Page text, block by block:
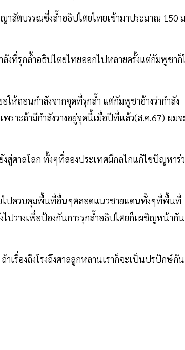
สัตบรรณซึ่งล้ำอธิปไตยไทยเข้ามาประมาณ 150
งที่รุกล้ำอธิปไตยไทยออกไปหลายครั้งแต่กัมพูชาก็
ห้ถอนกำลังจากจุดที่รุกล้ำ แต่กัมพูชาอ้างว่ากำลัง
ราะถ้ามีกำลังวางอยู่จุดนี้เมื่อปีที่แล้ว(ส.ค.67) ผมจ
สู่ศาลโลก ทั้งๆที่สองประเทศมีกลไกแก้ไขปัญหาร่
ยไปควบคุมพื้นที่อื่นๆตลอดแนวชายแดนทั้งๆที่พื้นที่
งไปวางเพื่อป้องกันการรุกล้ำอธิปไตยก็เผชิญหน้ากัน
าเรื่องถึงโรงถึงศาลลูกหลานเราก็จะเป็นปรปักษ์กัน